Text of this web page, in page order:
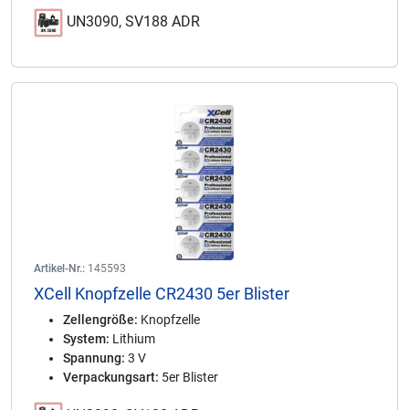
UN3090, SV188 ADR
Artikel-Nr.: 145593
XCell Knopfzelle CR2430 5er Blister
Zellengröße: Knopfzelle
System: Lithium
Spannung: 3 V
Verpackungsart: 5er Blister